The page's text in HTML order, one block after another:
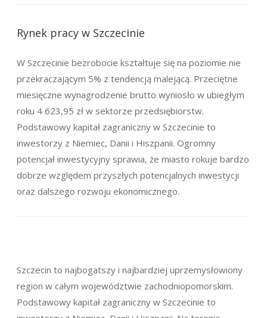
Rynek pracy w Szczecinie
W Szczecinie bezrobocie kształtuje się na poziomie nie
przekraczającym 5% z tendencją malejącą. Przeciętne
miesięczne wynagrodzenie brutto wyniosło w ubiegłym
roku 4 623,95 zł w sektorze przedsiębiorstw.
Podstawowy kapitał zagraniczny w Szczecinie to
inwestorzy z Niemiec, Danii i Hiszpanii. Ogromny
potencjał inwestycyjny sprawia, że miasto rokuje bardzo
dobrze względem przyszłych potencjalnych inwestycji
oraz dalszego rozwoju ekonomicznego.
Szczecin to najbogatszy i najbardziej uprzemysłowiony
region w całym województwie zachodniopomorskim.
Podstawowy kapitał zagraniczny w Szczecinie to